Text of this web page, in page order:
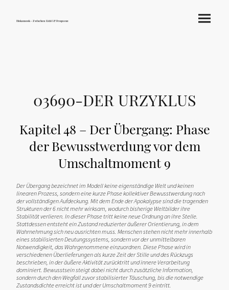
Hokamook - Zwischen Licht & Frequenz
03690-DER URZYKLUS
Kapitel 48 – Der Übergang: Phase
der Bewusstwerdung vor dem
Umschaltmoment 9
Der Übergang bezeichnet im Modell keine eigenständige Welt und keinen
linearen Prozess, sondern eine kurze Phase kollektiver Bewusstwerdung nach
der vollständigen Aufdeckung. Mit dem Ende der Apokalypse sind die tragenden
Strukturen der 6 nicht mehr wirksam, wodurch bisherige Weltbilder ihre
Stabilität verlieren. In dieser Phase tritt keine neue Ordnung an ihre Stelle.
Stattdessen entsteht ein Zustand reduzierter äußerer Orientierung, in dem
Wahrnehmung sich neu ausrichten muss. Menschen stehen nicht mehr innerhalb
eines stabilisierten Deutungssystems, sondern vor der unmittelbaren
Notwendigkeit, das Wahrgenommene einzuordnen. Diese Phase wird in
verschiedenen Überlieferungen als kurze Zeit der Stille und des Rückzugs
beschrieben, in der äußere Aktivität zurücktritt und innere Verarbeitung
dominiert. Bewusstsein steigt dabei nicht durch zusätzliche Information,
sondern durch den Wegfall zuvor stabilisierter Täuschung, bis die notwendige
Zustandsdichte erreicht ist und der Umschaltmoment 9 eintritt.